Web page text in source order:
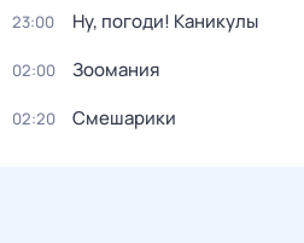
23:00 Ну, погоди! Каникулы
02:00 Зоомания
02:20 Смешарики